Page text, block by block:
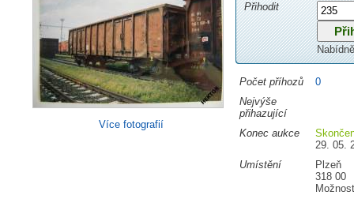
Více fotografií
Přihodit
Počet příhozů
0
Nejvýše
přihazující
Konec aukce
29. 05.
Umístění
Plzeň
318 00